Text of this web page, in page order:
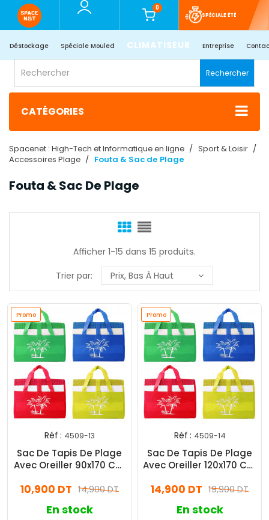
0
SPÉCIALE ÉTÉ
Déstockage Spéciale Mouled CLIMATISEUR Entreprise
Rechercher
CATÉGORIES
Spacenet : High-Tech et Informatique en ligne
Sport & Loisir
Accessoires Plage
Fouta & Sac de Plage
Fouta & Sac De Plage
Afficher 1-15 dans 15 produits.
Trier par:
Prix, Bas À Haut
Promo
Réf : 4509-13
Sac De Tapis De Plage
Avec Oreiller 90x170 Cm
14,900 DT
10,900 DT
En stock
Promo
Réf : 4509-14
Sac De Tapis De Plage
Avec Oreiller 120x170 Cm
19,900 DT
14,900 DT
En stock